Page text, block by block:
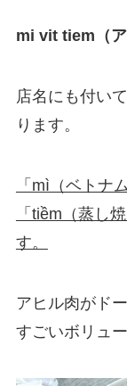
mi vit tiem（ア
店名にも付い
ります。
「mì（ベトナ
「tiềm（蒸し
す。
アヒル肉がド
すごいボリュ